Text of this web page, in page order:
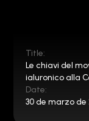
Title:
Le chiavi del
ialuronico alla
Date:
30 de marzo de